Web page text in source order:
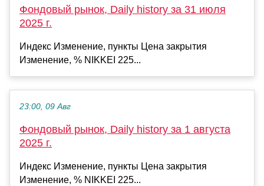
Фондовый рынок, Daily history за 31 июля
2025 г.
Индекс Изменение, пункты Цена закрытия
Изменение, % NIKKEI 225...
23:00, 09 Авг
Фондовый рынок, Daily history за 1 августа
2025 г.
Индекс Изменение, пункты Цена закрытия
Изменение, % NIKKEI 225...